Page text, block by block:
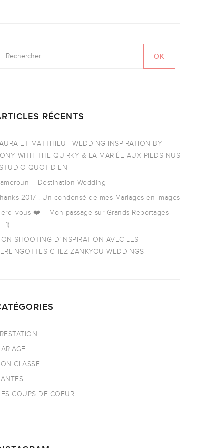
RÉCENTS
ET MATTHIEU | WEDDING INSPIRATION BY
WITH THE QUIRKY & LA MARIÉE AUX PIEDS NUS
QUOTIDIEN
– Destination Wedding
2017 ! Un condensé de mes Mariages en images
vous ❤️ – Mon passage sur Grands Reportages
SHOOTING D’INSPIRATION AVEC LES
CHEZ ZANKYOU WEDDINGS
CLASSE
COUPS DE COEUR